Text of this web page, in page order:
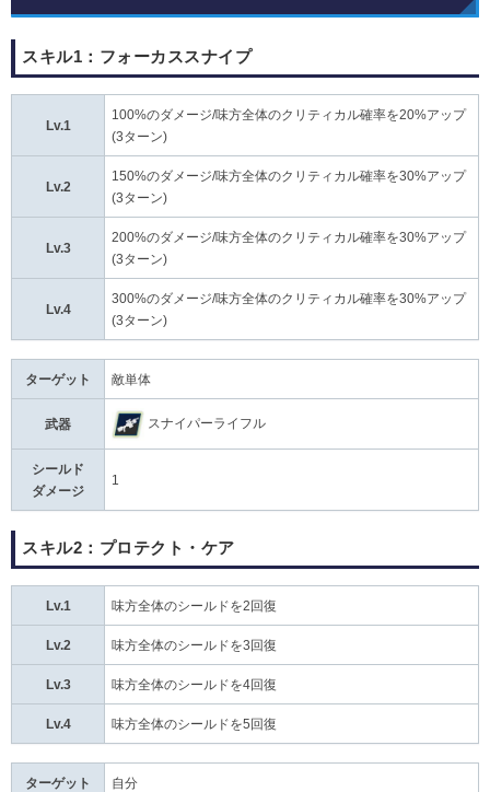
スキル1：フォーカススナイプ
Lv.1
100%のダメージ/味方全体のクリティカル確率を20%アップ
(3ターン)
Lv.2
150%のダメージ/味方全体のクリティカル確率を30%アップ
(3ターン)
Lv.3
200%のダメージ/味方全体のクリティカル確率を30%アップ
(3ターン)
Lv.4
300%のダメージ/味方全体のクリティカル確率を30%アップ
(3ターン)
ターゲット 敵単体
武器 スナイパーライフル
シールド
ダメージ
1
スキル2：プロテクト・ケア
Lv.1 味方全体のシールドを2回復
Lv.2 味方全体のシールドを3回復
Lv.3 味方全体のシールドを4回復
Lv.4 味方全体のシールドを5回復
ターゲット 自分